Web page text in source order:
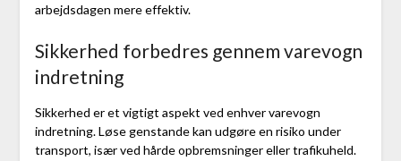
arbejdsdagen mere effektiv.
Sikkerhed forbedres gennem varevogn
indretning
Sikkerhed er et vigtigt aspekt ved enhver varevogn
indretning. Løse genstande kan udgøre en risiko under
transport, især ved hårde opbremsninger eller trafikuheld.